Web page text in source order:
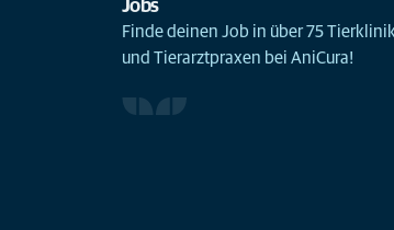
Jobs
Finde deinen Job in über 75
und Tierarztpraxen bei AniCura!